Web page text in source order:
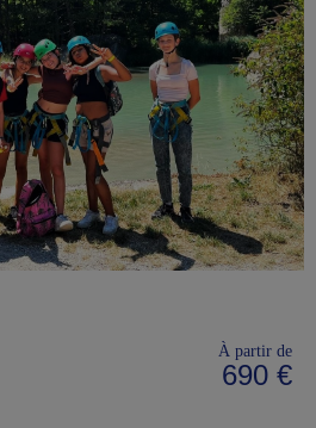
À partir de
690 €